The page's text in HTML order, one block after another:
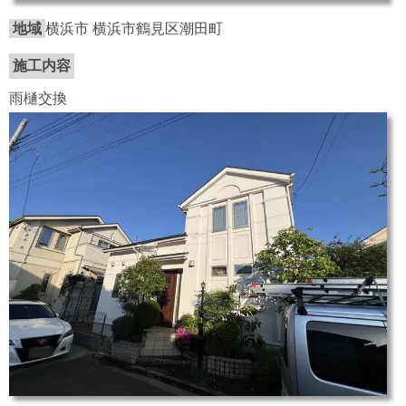
地域 横浜市 横浜市鶴見区潮田町
施工内容
雨樋交換